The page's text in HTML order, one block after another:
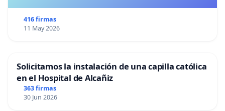
416 firmas
11 May 2026
Solicitamos la instalación de una capilla católica
en el Hospital de Alcañiz
363 firmas
30 Jun 2026